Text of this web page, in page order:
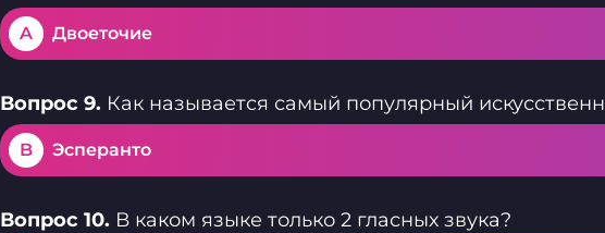
A Двоеточие
Вопрос 9. Как называется самый популярный
B Эсперанто
Вопрос 10. В каком языке только 2 гласных звука?